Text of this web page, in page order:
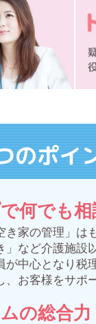
のポイ
何でも相
き家の管理」は
」など介護施設
が中心となり税
お客様をサポ
の総合力